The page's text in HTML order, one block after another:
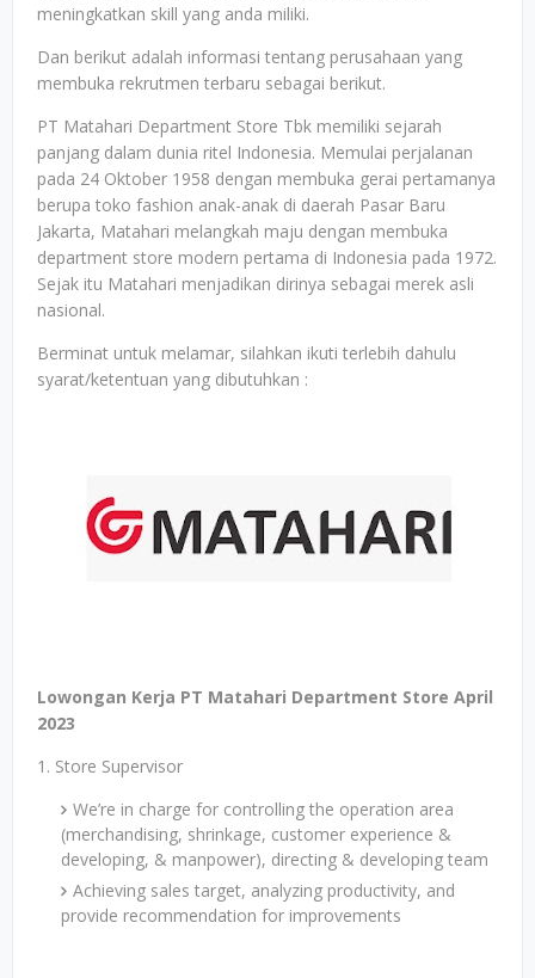
meningkatkan skill yang anda miliki.
Dan berikut adalah informasi tentang perusahaan yang
membuka rekrutmen terbaru sebagai berikut.
PT Matahari Department Store Tbk memiliki sejarah
panjang dalam dunia ritel Indonesia. Memulai perjalanan
pada 24 Oktober 1958 dengan membuka gerai pertamanya
berupa toko fashion anak-anak di daerah Pasar Baru
Jakarta, Matahari melangkah maju dengan membuka
department store modern pertama di Indonesia pada 1972.
Sejak itu Matahari menjadikan dirinya sebagai merek asli
nasional.
Berminat untuk melamar, silahkan ikuti terlebih dahulu
syarat/ketentuan yang dibutuhkan :
Lowongan Kerja PT Matahari Department Store April
2023
1. Store Supervisor
We’re in charge for controlling the operation area
(merchandising, shrinkage, customer experience &
developing, & manpower), directing & developing team
Achieving sales target, analyzing productivity, and
provide recommendation for improvements